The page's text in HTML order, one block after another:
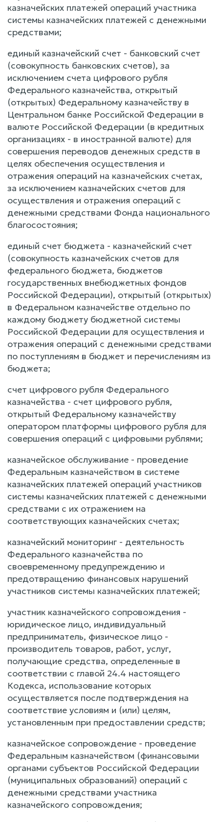
казначейских платежей операций участника
системы казначейских платежей с денежными
средствами;
единый казначейский счет - банковский счет
(совокупность банковских счетов), за
исключением счета цифрового рубля
Федерального казначейства, открытый
(открытых) Федеральному казначейству в
Центральном банке Российской Федерации в
валюте Российской Федерации (в кредитных
организациях - в иностранной валюте) для
совершения переводов денежных средств в
целях обеспечения осуществления и
отражения операций на казначейских счетах,
за исключением казначейских счетов для
осуществления и отражения операций с
денежными средствами Фонда национального
благосостояния;
единый счет бюджета - казначейский счет
(совокупность казначейских счетов для
федерального бюджета, бюджетов
государственных внебюджетных фондов
Российской Федерации), открытый (открытых)
в Федеральном казначействе отдельно по
каждому бюджету бюджетной системы
Российской Федерации для осуществления и
отражения операций с денежными средствами
по поступлениям в бюджет и перечислениям из
бюджета;
счет цифрового рубля Федерального
казначейства - счет цифрового рубля,
открытый Федеральному казначейству
оператором платформы цифрового рубля для
совершения операций с цифровыми рублями;
казначейское обслуживание - проведение
Федеральным казначейством в системе
казначейских платежей операций участников
системы казначейских платежей с денежными
средствами с их отражением на
соответствующих казначейских счетах;
казначейский мониторинг - деятельность
Федерального казначейства по
своевременному предупреждению и
предотвращению финансовых нарушений
участников системы казначейских платежей;
участник казначейского сопровождения -
юридическое лицо, индивидуальный
предприниматель, физическое лицо -
производитель товаров, работ, услуг,
получающие средства, определенные в
соответствии с главой 24.4 настоящего
Кодекса, использование которых
осуществляется после подтверждения на
соответствие условиям и (или) целям,
установленным при предоставлении средств;
казначейское сопровождение - проведение
Федеральным казначейством (финансовыми
органами субъектов Российской Федерации
(муниципальных образований) операций с
денежными средствами участника
казначейского сопровождения;